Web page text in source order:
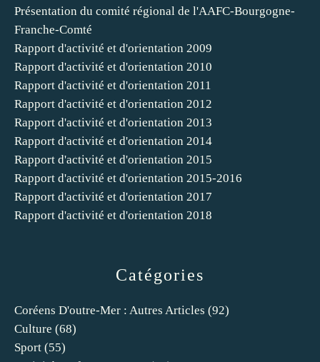
Catégories
Coréens D'outre-Mer : Autres Articles (92)
Culture (68)
Sport (55)
Présentation du comité régional de l'AAFC-Bourgogne-
Franche-Comté
Rapport d'activité et d'orientation 2009
Rapport d'activité et d'orientation 2010
Rapport d'activité et d'orientation 2011
Rapport d'activité et d'orientation 2012
Rapport d'activité et d'orientation 2013
Rapport d'activité et d'orientation 2014
Rapport d'activité et d'orientation 2015
Rapport d'activité et d'orientation 2015-2016
Rapport d'activité et d'orientation 2017
Rapport d'activité et d'orientation 2018